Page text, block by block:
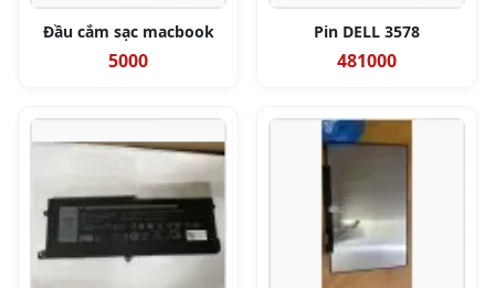
Đầu cắm sạc macbook
5000
Pin DELL 3578
481000